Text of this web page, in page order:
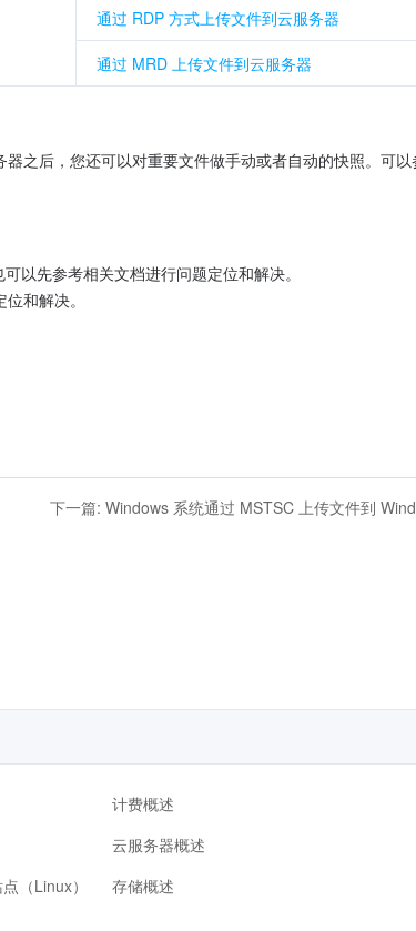
通过 RDP 方式上传文件到云服务器
通过 MRD 上传文件到云服务器
以先参考相关文档进行问题定位和解决。
和解决。
下一篇:Windows 系统通过 MSTSC 上传文件到 Windows 云服务器
计费概述
云服务器概述
（Linux） 存储概述